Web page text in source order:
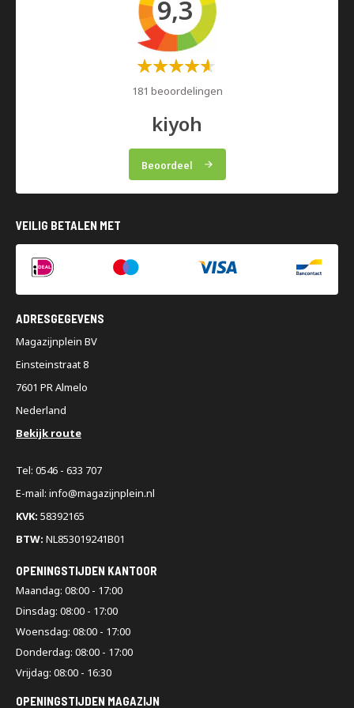
9,3
Waardering:
181 beoordelingen
kiyoh
Beoordeel
VEILIG BETALEN MET
ADRESGEGEVENS
Magazijnplein BV
Einsteinstraat 8
7601 PR Almelo
Nederland
Bekijk route
Tel: 0546 - 633 707
E-mail: info@magazijnplein.nl
KVK: 58392165
BTW: NL853019241B01
OPENINGSTIJDEN KANTOOR
Maandag: 08:00 - 17:00
Dinsdag: 08:00 - 17:00
Woensdag: 08:00 - 17:00
Donderdag: 08:00 - 17:00
Vrijdag: 08:00 - 16:30
OPENINGSTIJDEN MAGAZIJN